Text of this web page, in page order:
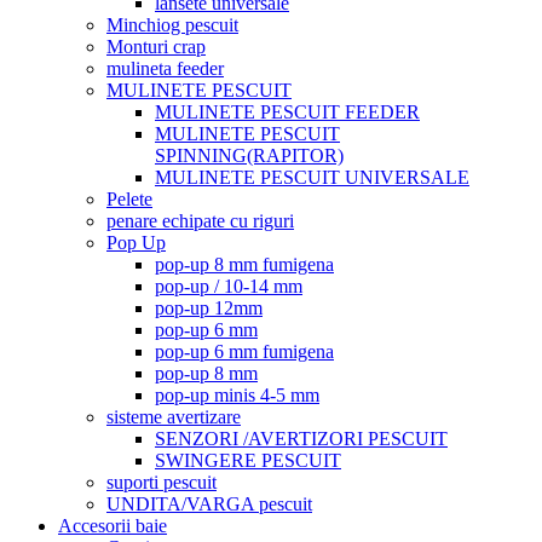
Minchiog pescuit
Monturi crap
mulineta feeder
MULINETE PESCUIT
MULINETE PESCUIT FEEDER
MULINETE PESCUIT
SPINNING(RAPITOR)
MULINETE PESCUIT UNIVERSALE
Pelete
penare echipate cu riguri
Pop Up
pop-up 8 mm fumigena
pop-up / 10-14 mm
pop-up 12mm
pop-up 6 mm
pop-up 6 mm fumigena
pop-up 8 mm
pop-up minis 4-5 mm
sisteme avertizare
SENZORI /AVERTIZORI PESCUIT
SWINGERE PESCUIT
suporti pescuit
UNDITA/VARGA pescuit
Accesorii baie